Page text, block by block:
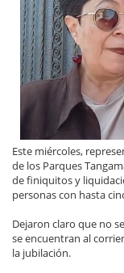
Este miércoles,
de los Parques
de finiquitos y
personas con hasta
Dejaron claro que no
se encuentran al
la jubilación.